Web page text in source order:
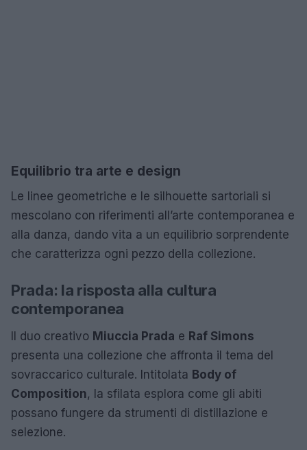
Equilibrio tra arte e design
Le linee geometriche e le silhouette sartoriali si
mescolano con riferimenti all’arte contemporanea e
alla danza, dando vita a un equilibrio sorprendente
che caratterizza ogni pezzo della collezione.
Prada: la risposta alla cultura
contemporanea
Il duo creativo Miuccia Prada e Raf Simons
presenta una collezione che affronta il tema del
sovraccarico culturale. Intitolata Body of
Composition, la sfilata esplora come gli abiti
possano fungere da strumenti di distillazione e
selezione.